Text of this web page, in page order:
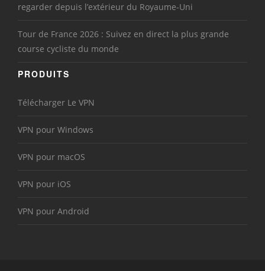
regarder depuis l’extérieur du Royaume-Uni
Tour de France 2026 : Suivez en direct la plus grande
course cycliste du monde
PRODUITS
Télécharger Le VPN
VPN pour Windows
VPN pour macOS
VPN pour iOS
VPN pour Android